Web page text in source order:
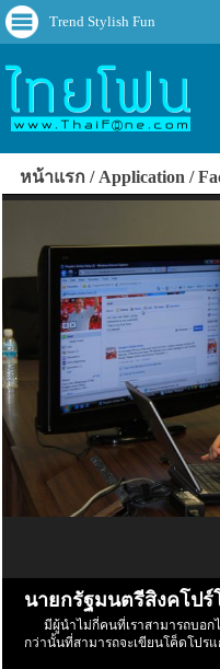
Trend Stylish Fun
หน้าแรก Application
มีผู้นำไม่กี่คนที่เราสามารถบอก
กว่านั้นที่สามารถจะเขียนโค็ดโปร